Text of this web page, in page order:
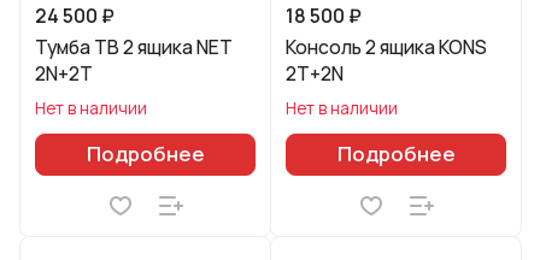
24 500 ₽
Тумба ТВ 2 ящика NET
2N+2T
Нет в наличии
Подробнее
18 500 ₽
Консоль 2 ящика KONS
2T+2N
Нет в наличии
Подробнее